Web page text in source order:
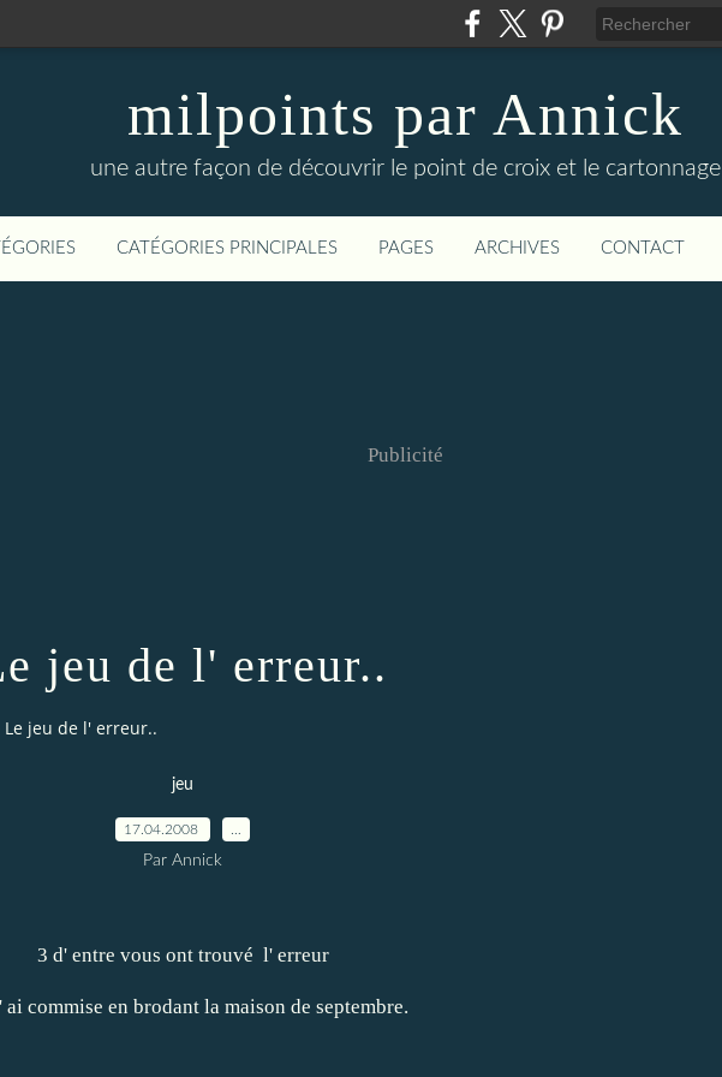
milpoints par Annick
une autre façon de découvrir le point de croix et le cartonnage
CATÉGORIES PRINCIPALES PAGES ARCHIVES CONTACT
Publicité
jeu de l' erreur..
Le jeu de l' erreur..
jeu
17.04.2008
Par Annick
3 d' entre vous ont trouvé l' erreur
ai commise en brodant la maison de septembre.